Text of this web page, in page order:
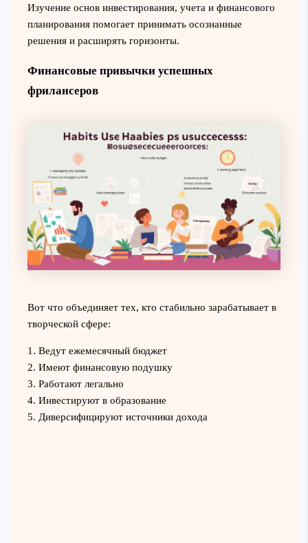
Изучение основ инвестирования, учета и финансового
планирования помогает принимать осознанные
решения и расширять горизонты.
Финансовые привычки успешных
фрилансеров
Вот что объединяет тех, кто стабильно зарабатывает в
творческой сфере:
1. Ведут ежемесячный бюджет
2. Имеют финансовую подушку
3. Работают легально
4. Инвестируют в образование
5. Диверсифицируют источники дохода